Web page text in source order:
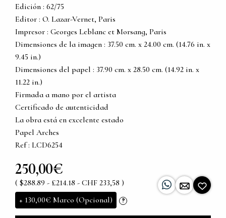
Edición : 62/75
Editor : O. Lazar-Vernet, Paris
Impresor : Georges Leblanc et Morsang, Paris
Dimensiones de la imagen : 37.50 cm. x 24.00 cm. (14.76 in. x
9.45 in.)
Dimensiones del papel : 37.90 cm. x 28.50 cm. (14.92 in. x
11.22 in.)
Firmada a mano por el artista
Certificado de autenticidad
La obra está en excelente estado
Papel Arches
Ref : LCD6254
250,00€
( $288.89 - £214.18 - CHF 233,58 )
+ 130,00€ Marco (Opcional) ?